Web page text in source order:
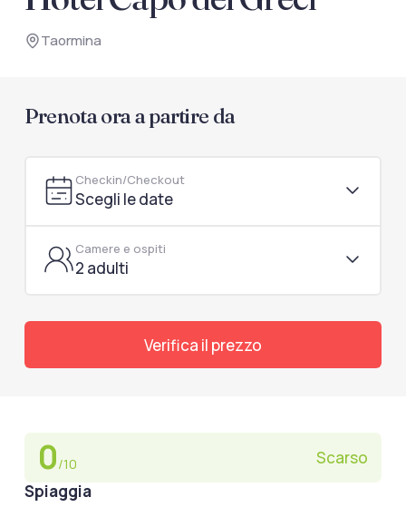
documenti di viaggio.
Taormina
Prenota ora a partire da
Checkin/Checkout
Scegli le date
Camere e ospiti
2 adulti
Verifica il prezzo
0/10
Scarso
Spiaggia